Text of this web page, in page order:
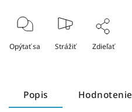
Opýtať sa Strážiť Zdieľať
Popis Hodnotenie